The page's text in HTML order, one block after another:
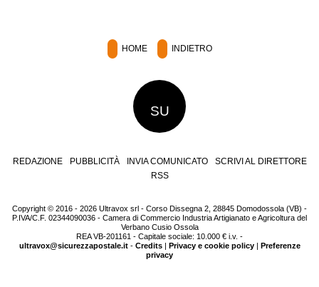
HOME INDIETRO
SU
REDAZIONE PUBBLICITÀ INVIA COMUNICATO
SCRIVI AL DIRETTORE
RSS
Copyright © 2016 - 2026 Ultravox srl - Corso Dissegna 2, 28845 Domodossola (VB) -
P.IVA/C.F. 02344090036 - Camera di Commercio Industria Artigianato e Agricoltura del
Verbano Cusio Ossola
REA VB-201161 - Capitale sociale: 10.000 € i.v. -
ultravox@sicurezzapostale.it- Credits| Privacy e cookie policy| Preferenze
privacy